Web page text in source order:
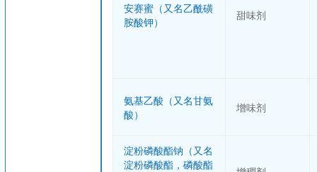
安赛蜜（又名乙酰磺
胺酸钾）
甜味剂
氨基乙酸（又名甘氨
酸）
增味剂
淀粉磷酸酯钠（又名
淀粉磷酸酯，磷酸酯